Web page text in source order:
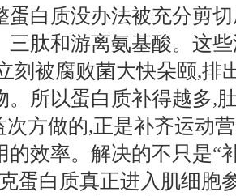
蛋白质没办法被充分剪
肽和游离氨基酸。这些
刻被腐败菌大快朵颐,排
。所以蛋白质补得越多,
次方做的,正是补齐运动
的效率。解决的不只是“
蛋白质真正进入肌细胞